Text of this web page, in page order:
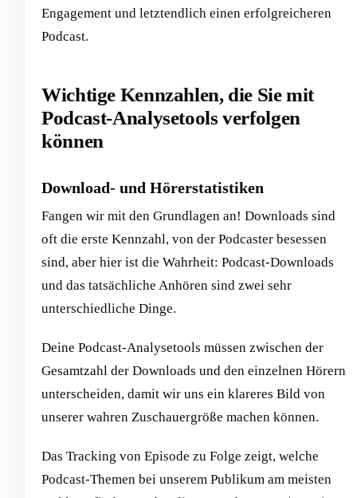
Engagement und letztendlich einen erfolgreicheren
Podcast.
Wichtige Kennzahlen, die Sie mit
Podcast-Analysetools verfolgen
können
Download- und Hörerstatistiken
Fangen wir mit den Grundlagen an! Downloads sind
oft die erste Kennzahl, von der Podcaster besessen
sind, aber hier ist die Wahrheit: Podcast-Downloads
und das tatsächliche Anhören sind zwei sehr
unterschiedliche Dinge.
Deine Podcast-Analysetools müssen zwischen der
Gesamtzahl der Downloads und den einzelnen Hörern
unterscheiden, damit wir uns ein klareres Bild von
unserer wahren Zuschauergröße machen können.
Das Tracking von Episode zu Folge zeigt, welche
Podcast-Themen bei unserem Publikum am meisten